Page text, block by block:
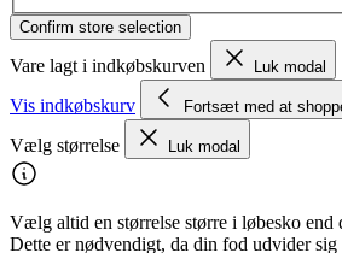
Confirm store selection
Vare lagt i indkøbskurven Luk modal
Vis indkøbskurv Fortsæt med at
Vælg størrelse Luk modal
Vælg altid en størrelse større i løbesko end
Dette er nødvendigt, da din fod udvider